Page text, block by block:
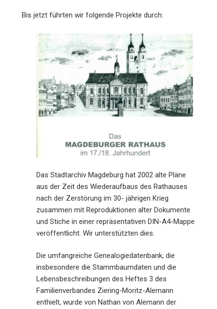
Bis jetzt führten wir folgende Projekte durch:
Das Stadtarchiv Magdeburg hat 2002 alte Pläne
aus der Zeit des Wiederaufbaus des Rathauses
nach der Zerstörung im 30- jährigen Krieg
zusammen mit Reproduktionen alter Dokumente
und Stiche in einer repräsentativen DIN-A4-Mappe
veröffentlicht. Wir unterstützten dies.
Die umfangreiche Genealogiedatenbank, die
insbesondere die Stammbaumdaten und die
Lebensbeschreibungen des Heftes 3 des
Familienverbandes Ziering-Moritz-Alemann
enthielt, wurde von Nathan von Alemann der